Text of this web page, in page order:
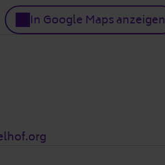
In Google Maps anzeigen